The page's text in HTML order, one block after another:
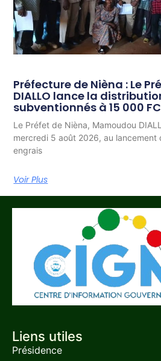
Préfecture de Nièna : Le
DIALLO lance la
subventionnés à 15 000
Le Préfet de Nièna, Mamoudou
mercredi 5 août 2026, au lancement
engrais
Voir Plus
Liens utiles
Présidence